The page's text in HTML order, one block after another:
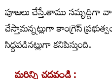
పూజలు చేస్తే.తాము సమృద్దిగా
చేస్తామన్నట్లుగా కాంగ్రెస్
సిద్దపడినట్లుగా కనిపిస్తుంది.